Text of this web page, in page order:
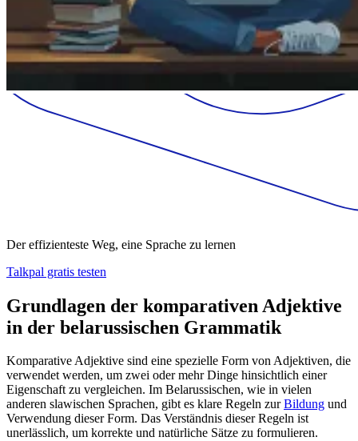
Der effizienteste Weg, eine Sprache zu lernen
Talkpal gratis testen
Grundlagen der komparativen Adjektive
in der belarussischen Grammatik
Komparative Adjektive sind eine spezielle Form von Adjektiven, die
verwendet werden, um zwei oder mehr Dinge hinsichtlich einer
Eigenschaft zu vergleichen. Im Belarussischen, wie in vielen
anderen slawischen Sprachen, gibt es klare Regeln zurBildung und
Verwendung dieser Form. Das Verständnis dieser Regeln ist
unerlässlich, um korrekte und natürliche Sätze zu formulieren.